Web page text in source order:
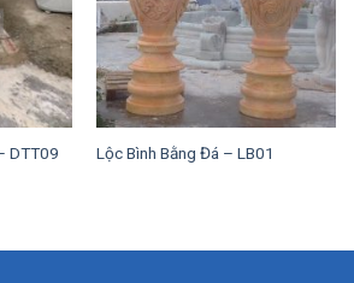
DTT09 Lộc Bình Bằng Đá – LB01